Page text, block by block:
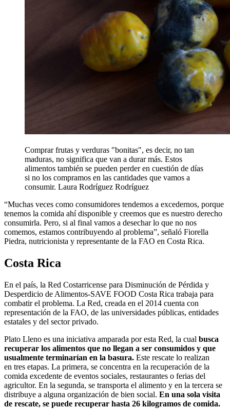
Comprar frutas y verduras "bonitas", es decir, no tan
maduras, no significa que van a durar más. Estos
alimentos también se pueden perder en cuestión de días
si no los compramos en las cantidades que vamos a
consumir. Laura Rodríguez Rodríguez
“Muchas veces como consumidores tendemos a excedernos, porque
tenemos la comida ahí disponible y creemos que es nuestro derecho
consumirla. Pero, si al final vamos a desechar lo que no nos
comemos, estamos contribuyendo al problema”, señaló Fiorella
Piedra, nutricionista y representante de la FAO en Costa Rica.
Costa Rica
En el país, la Red Costarricense para Disminución de Pérdida y
Desperdicio de Alimentos-SAVE FOOD Costa Rica trabaja para
combatir el problema. La Red, creada en el 2014 cuenta con
representación de la FAO, de las universidades públicas, entidades
estatales y del sector privado.
Plato Lleno es una iniciativa amparada por esta Red, la cual busca
recuperar los alimentos que no llegan a ser consumidos y que
usualmente terminarían en la basura. Este rescate lo realizan
en tres etapas. La primera, se concentra en la recuperación de la
comida excedente de eventos sociales, restaurantes o ferias del
agricultor. En la segunda, se transporta el alimento y en la tercera se
distribuye a alguna organización de bien social. En una sola visita
de rescate, se puede recuperar hasta 26 kilogramos de comida.